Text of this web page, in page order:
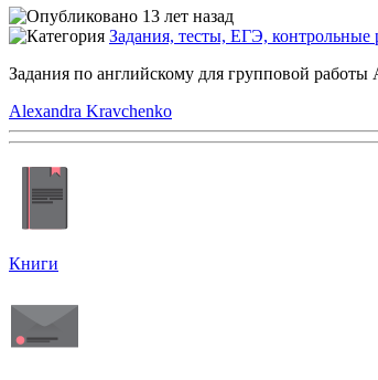
13 лет назад
Задания, тесты, ЕГЭ, контрольные
Задания по английскому для групповой
Alexandra Kravchenko
Книги